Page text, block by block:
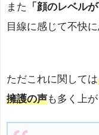
また 「顔のレベル
目線に感じて不快
ただこれに関しては
擁護の声も多く上